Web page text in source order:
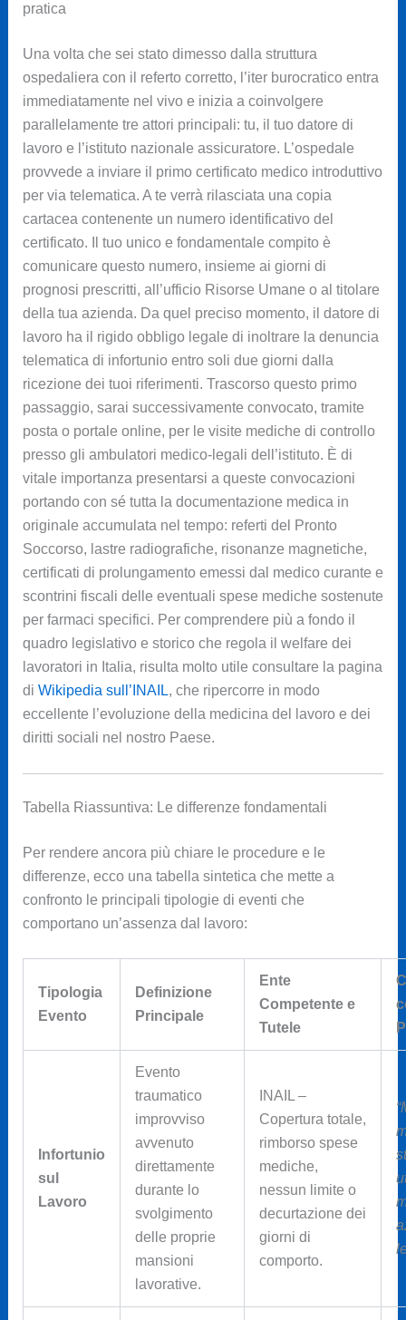
pratica
Una volta che sei stato dimesso dalla struttura
ospedaliera con il referto corretto, l’iter burocratico entra
immediatamente nel vivo e inizia a coinvolgere
parallelamente tre attori principali: tu, il tuo datore di
lavoro e l’istituto nazionale assicuratore. L’ospedale
provvede a inviare il primo certificato medico introduttivo
per via telematica. A te verrà rilasciata una copia
cartacea contenente un numero identificativo del
certificato. Il tuo unico e fondamentale compito è
comunicare questo numero, insieme ai giorni di
prognosi prescritti, all’ufficio Risorse Umane o al titolare
della tua azienda. Da quel preciso momento, il datore di
lavoro ha il rigido obbligo legale di inoltrare la denuncia
telematica di infortunio entro soli due giorni dalla
ricezione dei tuoi riferimenti. Trascorso questo primo
passaggio, sarai successivamente convocato, tramite
posta o portale online, per le visite mediche di controllo
presso gli ambulatori medico-legali dell’istituto. È di
vitale importanza presentarsi a queste convocazioni
portando con sé tutta la documentazione medica in
originale accumulata nel tempo: referti del Pronto
Soccorso, lastre radiografiche, risonanze magnetiche,
certificati di prolungamento emessi dal medico curante e
scontrini fiscali delle eventuali spese mediche sostenute
per farmaci specifici. Per comprendere più a fondo il
quadro legislativo e storico che regola il welfare dei
lavoratori in Italia, risulta molto utile consultare la pagina
di Wikipedia sull’INAIL, che ripercorre in modo
eccellente l’evoluzione della medicina del lavoro e dei
diritti sociali nel nostro Paese.
Tabella Riassuntiva: Le differenze fondamentali
Per rendere ancora più chiare le procedure e le
differenze, ecco una tabella sintetica che mette a
confronto le principali tipologie di eventi che
comportano un’assenza dal lavoro:
Tipologia
Evento
Definizione
Principale
Ente
Competente e
Tutele
Infortunio
sul
Lavoro
Evento
traumatico
improvviso
avvenuto
direttamente
durante lo
svolgimento
delle proprie
mansioni
lavorative.
INAIL –
Copertura totale,
rimborso spese
mediche,
nessun limite o
decurtazione dei
giorni di
comporto.